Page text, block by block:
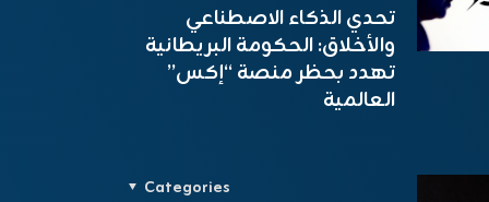
تحدي الذكاء الاصطناعي
والأخلاق: الحكومة البريطانية
تهدد بحظر منصة “إكس”
العالمية
Categories